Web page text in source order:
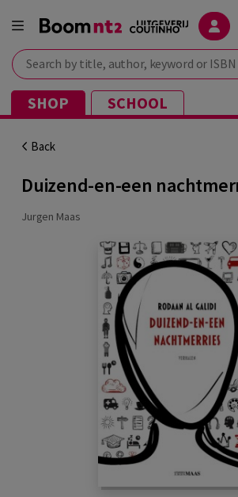
Search by title, author, keyword or ISBN
SHOP SCHOOL
Back
Duizend-en-een
Jurgen Maas